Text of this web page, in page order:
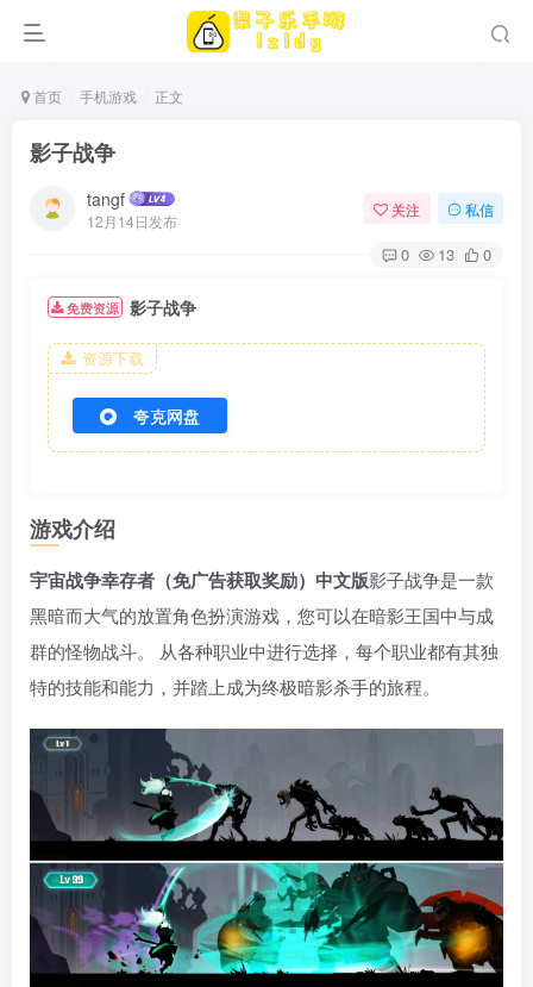
首页 手机游戏 正文
影子战争
tangf
12月14日发布
关注 私信
0 13 0
免费资源 影子战争
资源下载
夸克网盘
游戏介绍
宇宙战争幸存者（免广告获取奖励）中文版影子战争是一款
黑暗而大气的放置角色扮演游戏，您可以在暗影王国中与成
群的怪物战斗。 从各种职业中进行选择，每个职业都有其独
特的技能和能力，并踏上成为终极暗影杀手的旅程。